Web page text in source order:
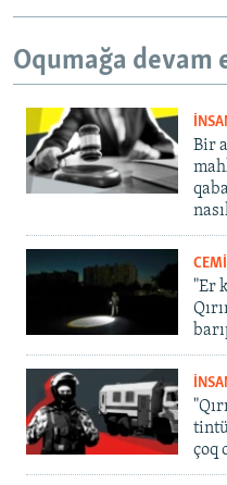
Oqumağa devam
Bir
"Er
çoq